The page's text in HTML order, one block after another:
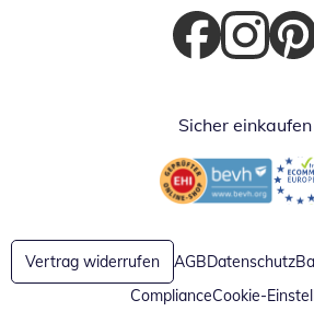
Öffnet in neuem
Öffnet in
Sicher einkaufen
Öffnet in neuem
Vertrag widerrufen AGBDatenschutz
ComplianceCookie-